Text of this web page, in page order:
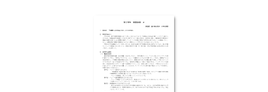
いて学習してきた。本稿では，その後の新
聞社についての学習と，放送局と新聞社と
の共通点や相違点を比較する学習に，学習
者用デジタル教科書を活用した実践につい